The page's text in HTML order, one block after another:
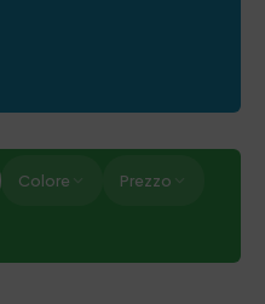
Colore Prezzo